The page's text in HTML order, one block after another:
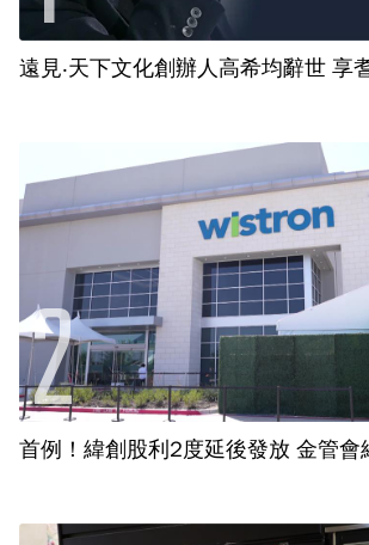
遠見‧天下文化創辦人高希均辭世 享
首例！緯創股利2度延後發放 金管會